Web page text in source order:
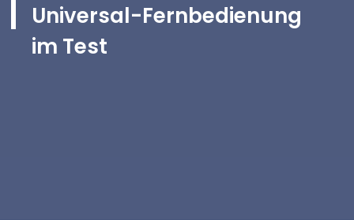
Universal-Fernbedienung
im Test